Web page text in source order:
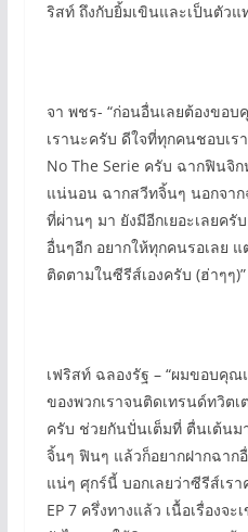
ริสท์ ถึงกับยิ้มเขินและเป็นตัวแ
จา พชร- “ก่อนอื่นเลยต้องขอ
เรานะครับ ดีใจที่ทุกคนชอบเร
No The Serie ครับ ฉากฟินจิ
แน่นอน ฉากสวีทจิ้นๆ นอกจาก
ที่ผ่านๆ มา ยังมีอีกเยอะเลยครั
อื่นๆอีก อยากให้ทุกคนรอเลย
ติดตามในซีรีส์เองครับ (ฮ่าๆๆ)”
เฟริสท์ ฉลองรัฐ – “ผมขอบคุ
ของพวกเราจนติดเทรนด์ทวิต
ครับ ช่วยกันปั่นเต็มที่ ตื่นเต้น
จิ้นๆ ฟินๆ แล้วก็อยากฝากฉา
แน่ๆ ศุกร์นี้ บอกเลยว่าซีรีส์เร
EP 7 ครึ่งทางแล้ว เนื้อเรื่องจ